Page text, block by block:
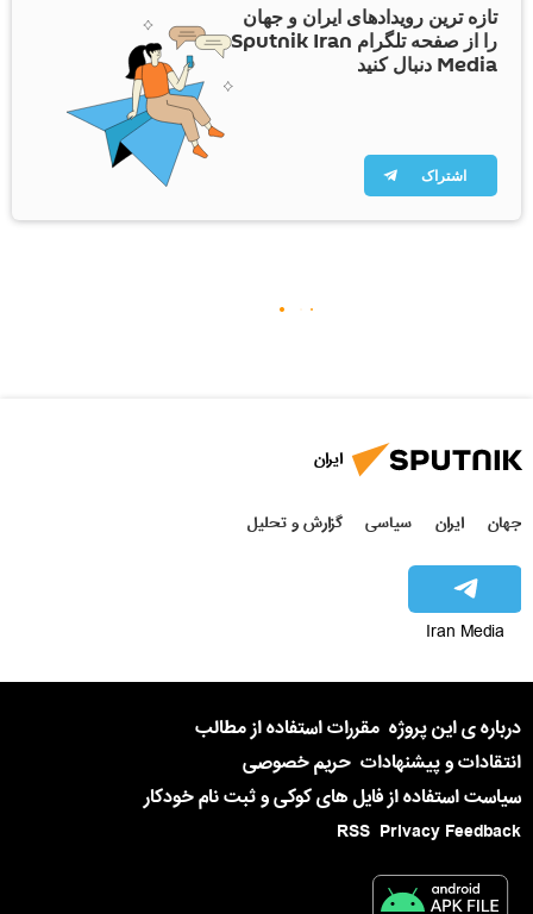
تازه ترین رویدادهای ایران و جهان
را از صفحه تلگرام Sputnik Iran
Media دنبال کنید
اشتراک
ایران
جهان ایران سیاسی گزارش و تحلیل
Iran Media
درباره ی این پروژه مقررات استفاده از مطالب
انتقادات و پیشنهادات حریم خصوصی
سیاست استفاده از فایل های کوکی و ثبت نام خودکار
Privacy Feedback
RSS